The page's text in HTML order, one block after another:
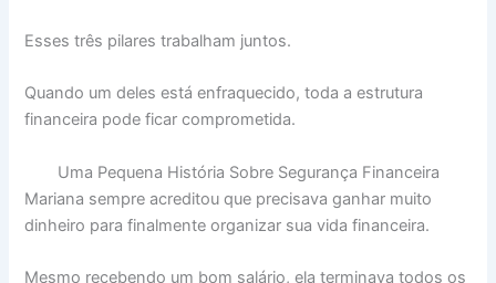
Esses três pilares trabalham juntos.
Quando um deles está enfraquecido, toda a estrutura
financeira pode ficar comprometida.
Uma Pequena História Sobre Segurança Financeira
Mariana sempre acreditou que precisava ganhar muito
dinheiro para finalmente organizar sua vida financeira.
Mesmo recebendo um bom salário, ela terminava todos os